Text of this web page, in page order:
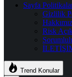
Sayfa
Gizlilik
Risk
Trend Konular